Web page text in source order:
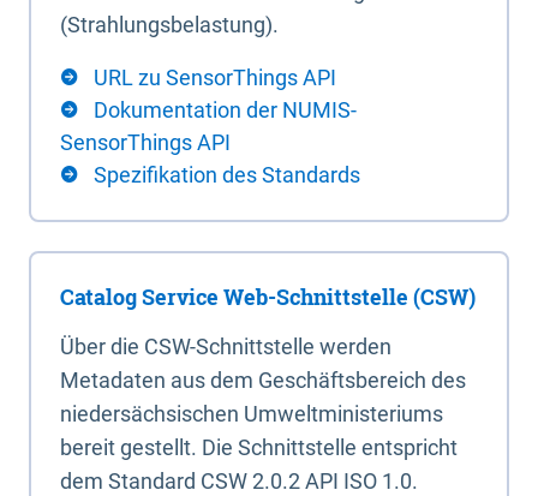
(Strahlungsbelastung).
URL zu SensorThings API
Dokumentation der NUMIS-
SensorThings API
Spezifikation des Standards
Catalog Service Web-Schnittstelle (CSW)
Über die CSW-Schnittstelle werden
Metadaten aus dem Geschäftsbereich des
niedersächsischen Umweltministeriums
bereit gestellt. Die Schnittstelle entspricht
dem Standard CSW 2.0.2 API ISO 1.0.